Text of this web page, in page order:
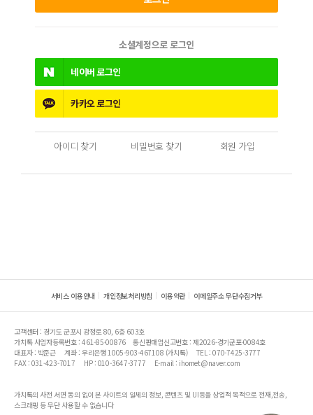
소셜계정으로 로그인
네이버로그인
카카오로그인
아이디 찾기 비밀번호 찾기 회원 가입
서비스 이용안내 개인정보처리방침 이용약관 이메일주소 무단수집거부
고객센터 : 경기도 군포시 광정로 80, 6층 603호
가치톡 사업자등록번호 : 461-85-00876
통신판매업신고번호 : 제2026-경기군포-0084호
대표자 : 박준근
계좌 : 우리은행 1005-903-467108 (가치톡)
TEL : 070-7425-3777
FAX : 031-423-7017
HP : 010-3647-3777 E-mail : ihomet@naver.com
가치톡의 사전 서면 동의 없이 본 사이트의 일체의 정보, 콘텐츠 및 UI등을 상업적 목적으로 전재,전송,
스크래핑 등 무단 사용할 수 없습니다